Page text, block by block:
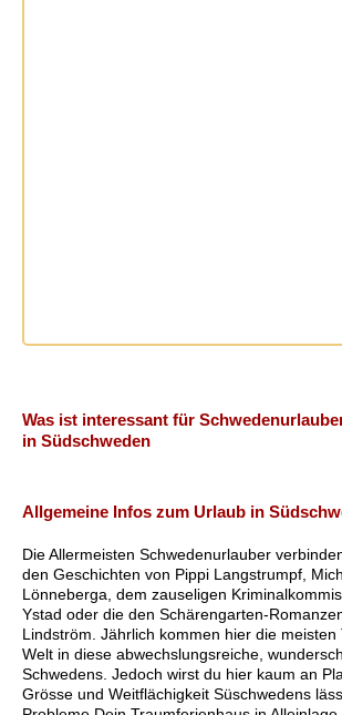
Was ist interessant für
in Südschweden
Allgemeine Infos zum Urlaub in
Die Allermeisten Schwedenurlauber
den Geschichten von Pippi Langstrumpf,
Lönneberga, dem zauseligen
Ystad oder die den Schärengarten-
Lindström. Jährlich kommen hier die meisten
Welt in diese abwechslungsreiche,
Schwedens. Jedoch wirst du hier kaum an
Grösse und Weitflächigkeit Süschwedens